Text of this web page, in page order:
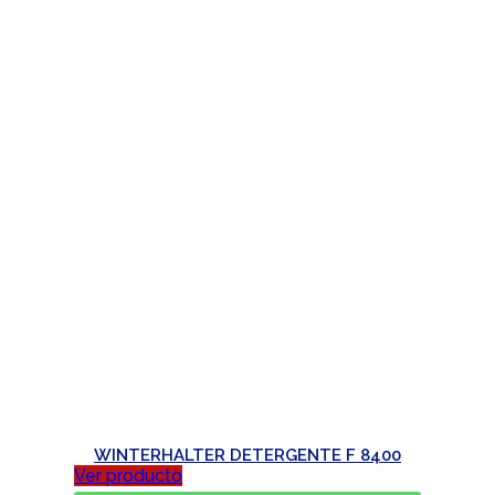
WINTERHALTER DETERGENTE F 8400
Ver producto